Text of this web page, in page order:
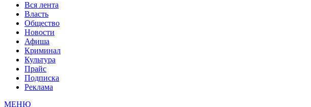
Вся лента
Власть
Общество
Новости
Афиша
Криминал
Культура
Прайс
Подписка
Реклама
МЕНЮ